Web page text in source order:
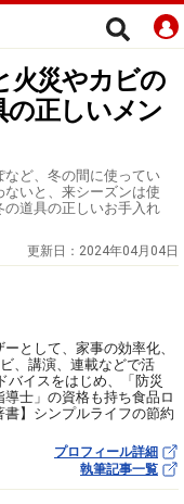
火災やカビの
の正しいメン
ど、冬の間に使ってい
いと、来シーズンは使
の道具の正しいお手入れ
更新日： 2024年04月04日
として、家事の効率化、
、講演、連載などで活
バイスをはじめ、「防災
士」の資格も持ち食品ロ
】シンプルライフの節約
プロフィール詳細
執筆記事一覧